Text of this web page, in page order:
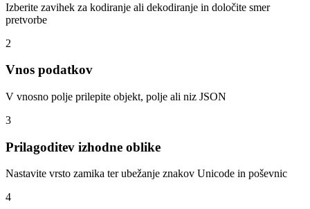
Izberite zavihek za kodiranje ali dekodiranje in določite smer
pretvorbe
2
Vnos podatkov
V vnosno polje prilepite objekt, polje ali niz JSON
3
Prilagoditev izhodne oblike
Nastavite vrsto zamika ter ubežanje znakov Unicode in poševnic
4